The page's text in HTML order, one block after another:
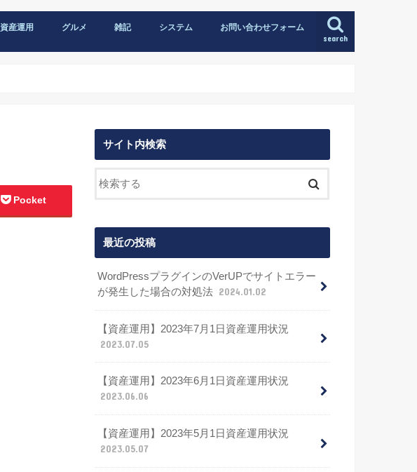
search
資産運用 グルメ 雑記 システム お問い合わせフォーム
Pocket
サイト内検索
最近の投稿
WordPressプラグインのVerUPでサイトエラー
が発生した場合の対処法 2024.01.02
【資産運用】2023年7月1日資産運用状況
2023.07.05
【資産運用】2023年6月1日資産運用状況
2023.06.06
【資産運用】2023年5月1日資産運用状況
2023.05.07